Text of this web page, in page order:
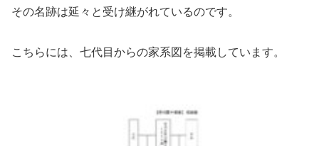
その名跡は延々と受け継がれているのです。
こちらには、七代目からの家系図を掲載しています。